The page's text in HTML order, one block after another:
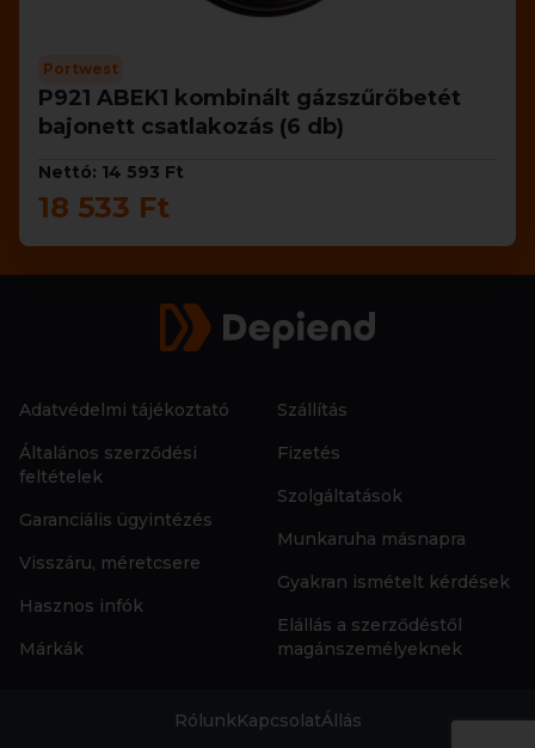
Portwest
P921 ABEK1 kombinált gázszűrőbetét
bajonett csatlakozás (6 db)
Nettó: 14 593 Ft
18 533 Ft
Adatvédelmi tájékoztató
Általános szerződési
feltételek
Garanciális ügyintézés
Visszáru, méretcsere
Hasznos infók
Márkák
Szállítás
Fizetés
Szolgáltatások
Munkaruha másnapra
Gyakran ismételt kérdések
Elállás a szerződéstől
magánszemélyeknek
RólunkKapcsolatÁllás